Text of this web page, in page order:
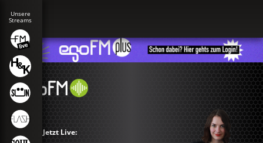
Jetzt Live: